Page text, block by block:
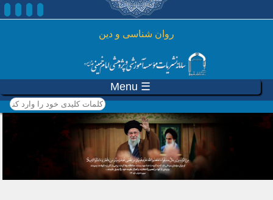
رفتن به محتوای اصلی
روان شناسی و دين
☰ Menu
کلمات کلیدی خود را وارد
کنید